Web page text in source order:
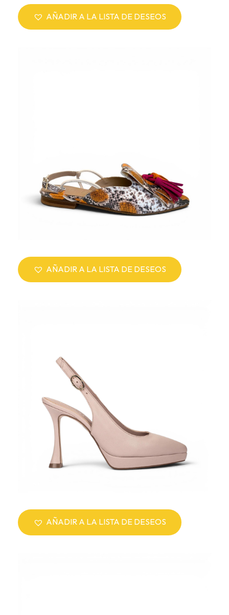
AÑADIR A LA LISTA DE DESEOS
AÑADIR A LA LISTA DE DESEOS
AÑADIR A LA LISTA DE DESEOS